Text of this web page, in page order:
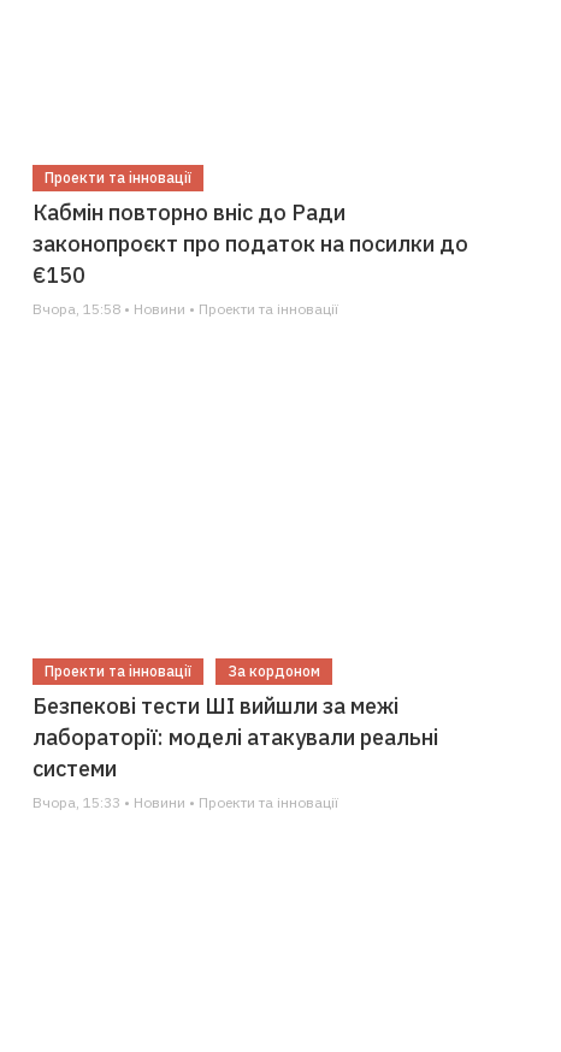
Проекти та інновації
Кабмін повторно вніс до Ради
законопроєкт про податок на посилки до
€150
Вчора, 15:58 • Новини • Проекти та інновації
Проекти та інновації За кордоном
Безпекові тести ШІ вийшли за межі
лабораторії: моделі атакували реальні
системи
Вчора, 15:33 • Новини • Проекти та інновації